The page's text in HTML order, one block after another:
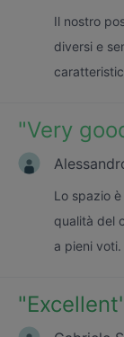
Il nostro
diversi e
"Very
Lo spazio
qualità del
a pieni voti.
"Excellent